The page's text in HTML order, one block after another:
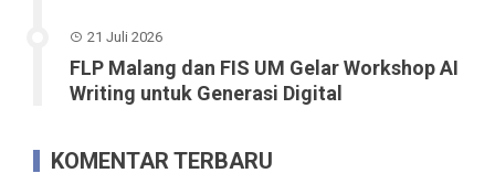
21 Juli 2026
FLP Malang dan FIS UM Gelar Workshop AI
Writing untuk Generasi Digital
KOMENTAR TERBARU